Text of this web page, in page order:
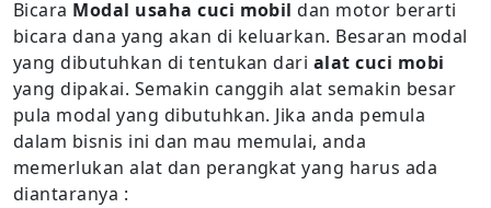
Bicara Modal usaha cuci mobil dan motor berarti
bicara dana yang akan di keluarkan. Besaran modal
yang dibutuhkan di tentukan dari alat cuci mobi
yang dipakai. Semakin canggih alat semakin besar
pula modal yang dibutuhkan. Jika anda pemula
dalam bisnis ini dan mau memulai, anda
memerlukan alat dan perangkat yang harus ada
diantaranya :